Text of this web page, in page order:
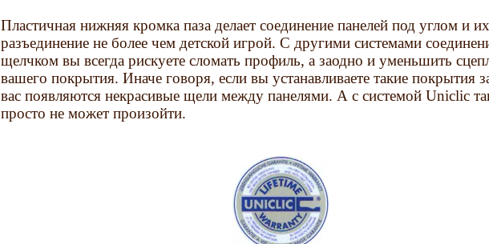
Пластичная нижняя кромка паза делает соединение панелей под углом и их
разъединение не более чем детской игрой. С другими системами
щелчком вы всегда рискуете сломать профиль, а заодно и уменьшить
вашего покрытия. Иначе говоря, если вы устанавливаете такие покрытия
вас появляются некрасивые щели между панелями. А с системой Uniclic
просто не может произойти.